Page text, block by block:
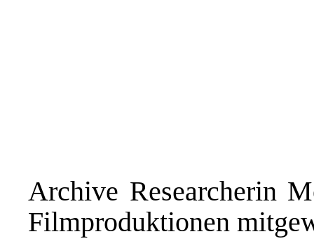
Archive Researcherin
Filmproduktionen